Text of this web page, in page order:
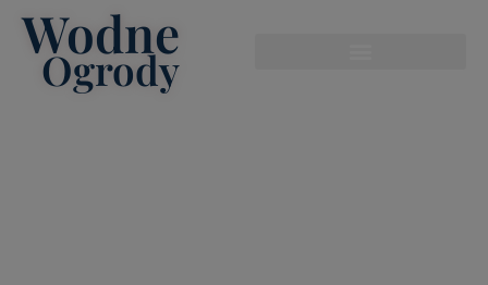
Wodne
Ogrody